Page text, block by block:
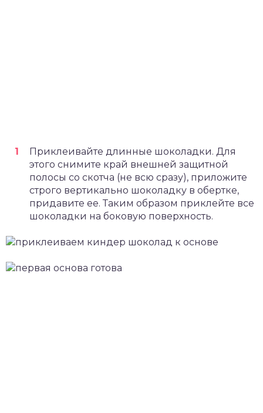
Приклеивайте длинные шоколадки. Для
этого снимите край внешней защитной
полосы со скотча (не всю сразу), приложите
строго вертикально шоколадку в обертке,
придавите ее. Таким образом приклейте все
шоколадки на боковую поверхность.